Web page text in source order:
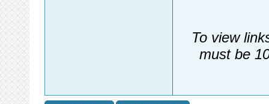
To view
must be